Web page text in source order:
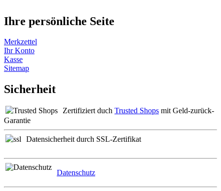
Ihre persönliche Seite
Merkzettel
Ihr Konto
Kasse
Sitemap
Sicherheit
Zertifiziert duch Trusted Shops mit Geld-zurück-
Garantie
Datensicherheit durch SSL-Zertifikat
Datenschutz